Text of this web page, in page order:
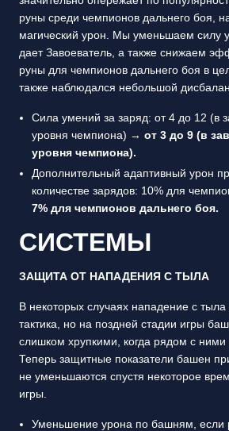
руны среди чемпионов дальнего боя,
магический урон. Мы уменьшаем силу
дает Завоеватель, а также снижаем
руны для чемпионов дальнего боя в
также наблюдался небольшой
Сила умений за заряд: от 4 до 12 (в
уровня чемпиона) → от 3 до 9 (в
уровня чемпиона).
Дополнительный адаптивный урон
количестве зарядов: 10% для
7% для чемпионов дальнего боя.
СИСТЕМЫ
ЗАЩИТА ОТ НАПАДЕНИЯ С ТЫЛА
В некоторых случаях нападение с
тактика, но на поздней стадии игры
слишком хрупкими, когда рядом с ними
Теперь защитные показатели башен
не уменьшаются спустя некоторое
игры.
Уменьшение урона по башням, если